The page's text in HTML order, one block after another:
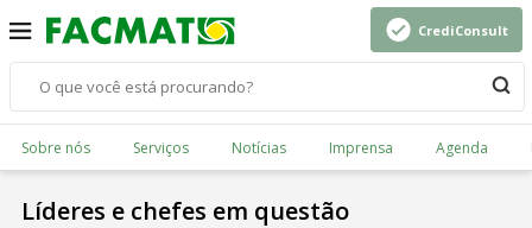
CrediConsult
Sobre nós Serviços Notícias Imprensa Agenda
Líderes e chefes em questão